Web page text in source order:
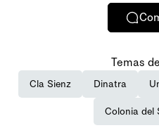
Temas
Cla Sienz Dinatra
Colonia del